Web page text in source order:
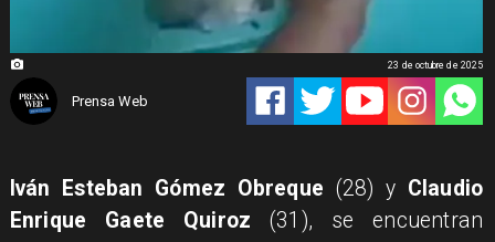
Prensa Web
23 de octubre de 2025
Iván Esteban Gómez Obreque (28) y Claudio
Enrique Gaete Quiroz (31), se encuentran